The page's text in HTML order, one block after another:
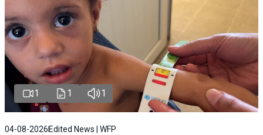
1 1 1
04-08-2026 Edited News | WFP